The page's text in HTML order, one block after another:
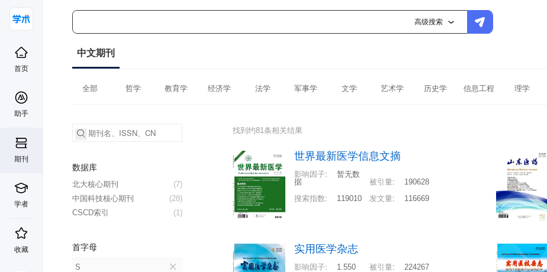
高级搜索
首页
助手
期刊
学者
收藏
中文期刊
全部 哲学 教育学 经济学 法学 军事学 文学 艺术学 历史学 信息工程 理学
数据库
(7)
北大核心期刊
(28)
中国科技核心期刊
(1)
CSCD索引
首字母
S
找到约81条相关结果
世界最新医学信息文摘
影响因子:
暂无数
据
被引量:
190628
搜索指数: 119010 发文量: 116669
实用医学杂志
影响因子: 1.550 被引量:
224267